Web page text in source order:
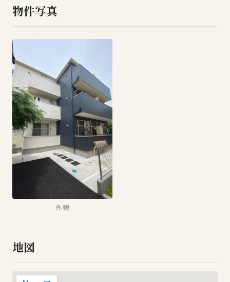
物件写真
外観
地図